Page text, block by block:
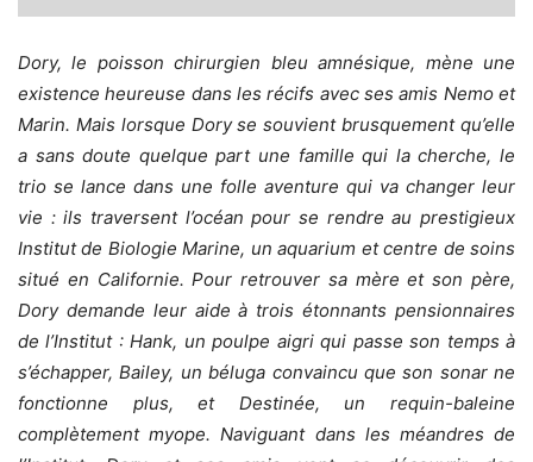
Dory, le poisson chirurgien bleu amnésique, mène une
existence heureuse dans les récifs avec ses amis Nemo et
Marin. Mais lorsque Dory se souvient brusquement qu’elle
a sans doute quelque part une famille qui la cherche, le
trio se lance dans une folle aventure qui va changer leur
vie : ils traversent l’océan pour se rendre au prestigieux
Institut de Biologie Marine, un aquarium et centre de soins
situé en Californie. Pour retrouver sa mère et son père,
Dory demande leur aide à trois étonnants pensionnaires
de l’Institut : Hank, un poulpe aigri qui passe son temps à
s’échapper, Bailey, un béluga convaincu que son sonar ne
fonctionne plus, et Destinée, un requin-baleine
complètement myope. Naviguant dans les méandres de